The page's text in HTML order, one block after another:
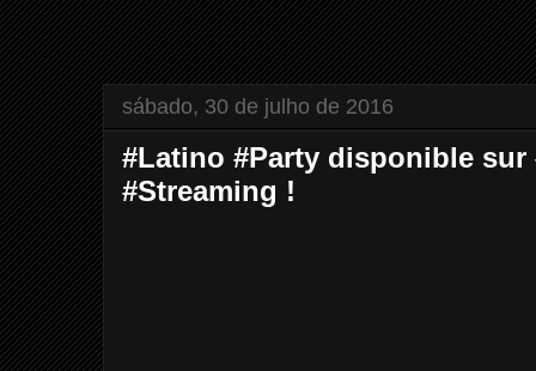
sábado, 30 de julho de 2016
#‎Latino‬ ‪#‎Party‬ disponible sur
‪#‎Streaming‬ !